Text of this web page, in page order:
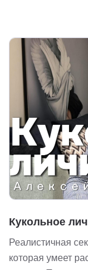
Кукольное
Реалистичная
которая умеет